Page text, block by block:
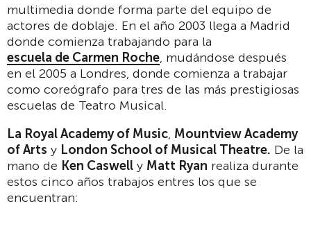
multimedia donde forma parte del equipo de
actores de doblaje. En el año 2003 llega a Madrid
donde comienza trabajando para la
escuela de Carmen Roche, mudándose después
en el 2005 a Londres, donde comienza a trabajar
como coreógrafo para tres de las más prestigiosas
escuelas de Teatro Musical.
La Royal Academy of Music, Mountview Academy
of Arts y London School of Musical Theatre. De la
mano de Ken Caswell y Matt Ryan realiza durante
estos cinco años trabajos entres los que se
encuentran: